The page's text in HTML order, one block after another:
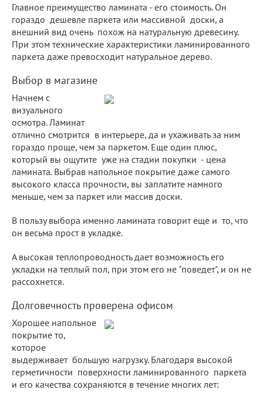
Главное преимущество ламината - его стоимость. Он
гораздо дешевле паркета или массивной доски, а
внешний вид очень похож на натуральную древесину.
При этом технические характеристики ламинированного
паркета даже превосходит натуральное дерево.
Выбор в магазине
Начнем с
визуального
осмотра. Ламинат
отлично смотрится в интерьере, да и ухаживать за ним
гораздо проще, чем за паркетом. Еще один плюс,
который вы ощутите уже на стадии покупки - цена
ламината. Выбрав напольное покрытие даже самого
высокого класса прочности, вы заплатите намного
меньше, чем за паркет или массив доски.
В пользу выбора именно ламината говорит еще и то, что
он весьма прост в укладке.
А высокая теплопроводность дает возможность его
укладки на теплый пол, при этом его не "поведет", и он не
рассохнется.
Долговечность проверена офисом
Хорошее напольное
покрытие то,
которое
выдерживает большую нагрузку. Благодаря высокой
герметичности поверхности ламинированного паркета
и его качества сохраняются в течение многих лет: